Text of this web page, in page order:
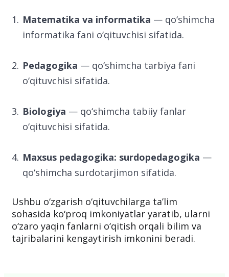
Matematika va informatika — qo‘shimcha
informatika fani o‘qituvchisi sifatida.
Pedagogika — qo‘shimcha tarbiya fani
o‘qituvchisi sifatida.
Biologiya — qo‘shimcha tabiiy fanlar
o‘qituvchisi sifatida.
Maxsus pedagogika: surdopedagogika —
qo‘shimcha surdotarjimon sifatida.
Ushbu o‘zgarish o‘qituvchilarga ta’lim
sohasida ko‘proq imkoniyatlar yaratib, ularni
o‘zaro yaqin fanlarni o‘qitish orqali bilim va
tajribalarini kengaytirish imkonini beradi.